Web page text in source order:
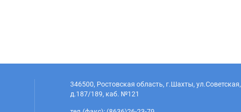
346500, Ростовская область, г.Шахты, ул.Советская,
д.187/189, каб. №121